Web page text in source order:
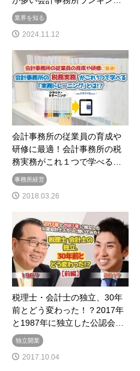
業界を知る
2024.11.12
会計事務所の従業員の育成や
研修に最適！会計事務所の税
務実務がこれ１つで学べる…
事務所経営
2018.03.26
税理士・会計士の独立、30年
前とどう変わった！？2017年
と1987年に独立した公認会…
独立開業
2017.10.04